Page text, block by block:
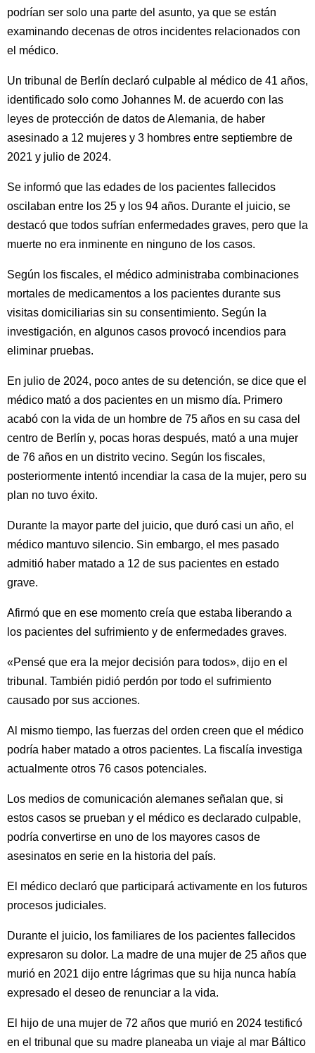
podrían ser solo una parte del asunto, ya que se están
examinando decenas de otros incidentes relacionados con
el médico.
Un tribunal de Berlín declaró culpable al médico de 41 años,
identificado solo como Johannes M. de acuerdo con las
leyes de protección de datos de Alemania, de haber
asesinado a 12 mujeres y 3 hombres entre septiembre de
2021 y julio de 2024.
Se informó que las edades de los pacientes fallecidos
oscilaban entre los 25 y los 94 años. Durante el juicio, se
destacó que todos sufrían enfermedades graves, pero que la
muerte no era inminente en ninguno de los casos.
Según los fiscales, el médico administraba combinaciones
mortales de medicamentos a los pacientes durante sus
visitas domiciliarias sin su consentimiento. Según la
investigación, en algunos casos provocó incendios para
eliminar pruebas.
En julio de 2024, poco antes de su detención, se dice que el
médico mató a dos pacientes en un mismo día. Primero
acabó con la vida de un hombre de 75 años en su casa del
centro de Berlín y, pocas horas después, mató a una mujer
de 76 años en un distrito vecino. Según los fiscales,
posteriormente intentó incendiar la casa de la mujer, pero su
plan no tuvo éxito.
Durante la mayor parte del juicio, que duró casi un año, el
médico mantuvo silencio. Sin embargo, el mes pasado
admitió haber matado a 12 de sus pacientes en estado
grave.
Afirmó que en ese momento creía que estaba liberando a
los pacientes del sufrimiento y de enfermedades graves.
«Pensé que era la mejor decisión para todos», dijo en el
tribunal. También pidió perdón por todo el sufrimiento
causado por sus acciones.
Al mismo tiempo, las fuerzas del orden creen que el médico
podría haber matado a otros pacientes. La fiscalía investiga
actualmente otros 76 casos potenciales.
Los medios de comunicación alemanes señalan que, si
estos casos se prueban y el médico es declarado culpable,
podría convertirse en uno de los mayores casos de
asesinatos en serie en la historia del país.
El médico declaró que participará activamente en los futuros
procesos judiciales.
Durante el juicio, los familiares de los pacientes fallecidos
expresaron su dolor. La madre de una mujer de 25 años que
murió en 2021 dijo entre lágrimas que su hija nunca había
expresado el deseo de renunciar a la vida.
El hijo de una mujer de 72 años que murió en 2024 testificó
en el tribunal que su madre planeaba un viaje al mar Báltico